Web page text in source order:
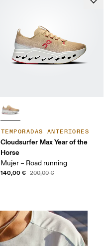
TEMPORADAS ANTERIORES
Cloudsurfer Max Year of the
Horse
Mujer – Road running
140,00 € 200,00 €